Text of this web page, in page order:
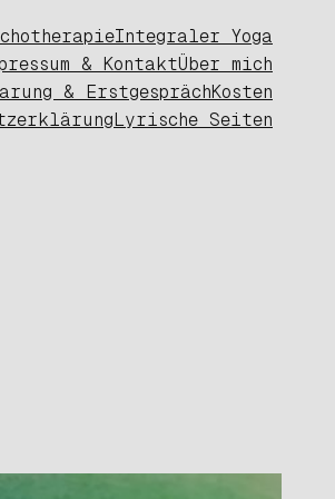
Integraler Yoga
& KontaktÜber mich
& ErstgesprächKosten
Lyrische Seiten